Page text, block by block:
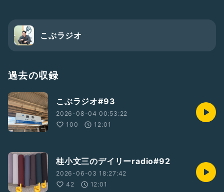
こぶラジオ
過去の収録
こぶラジオ#93
2026-08-04 00:53:22
100
12:01
桂小文三のデイリーradio#92
2026-06-03 18:27:42
42
12:01